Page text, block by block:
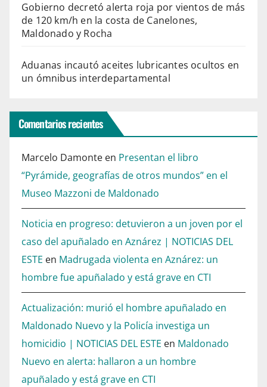
Gobierno decretó alerta roja por vientos de más
de 120 km/h en la costa de Canelones,
Maldonado y Rocha
Aduanas incautó aceites lubricantes ocultos en
un ómnibus interdepartamental
Comentarios recientes
Marcelo Damonte en Presentan el libro
“Pyrámide, geografías de otros mundos” en el
Museo Mazzoni de Maldonado
Noticia en progreso: detuvieron a un joven por el
caso del apuñalado en Aznárez | NOTICIAS DEL
ESTE en Madrugada violenta en Aznárez: un
hombre fue apuñalado y está grave en CTI
Actualización: murió el hombre apuñalado en
Maldonado Nuevo y la Policía investiga un
homicidio | NOTICIAS DEL ESTE en Maldonado
Nuevo en alerta: hallaron a un hombre
apuñalado y está grave en CTI